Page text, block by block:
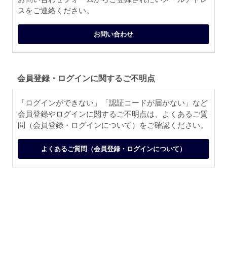
スをご連絡ください。
お問い合わせ
会員登録・ログインに関するご不明点
「ログインができない」「認証コードが届かない」など
会員登録やログインに関するご不明点は、よくあるご質
問（会員登録・ログインについて）をご確認ください。
よくあるご質問（会員登録・ログインについて）